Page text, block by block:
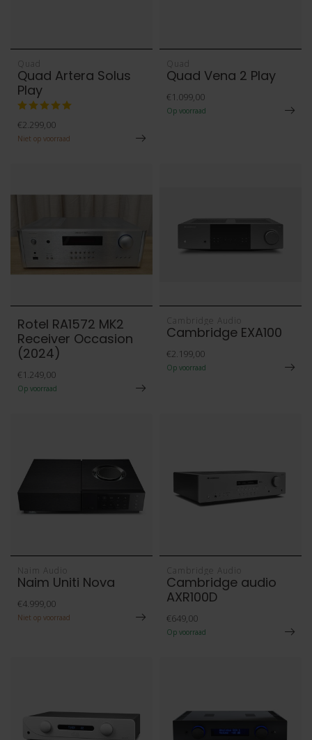
Quad
Quad Artera Solus
Play
€2.299,00
Niet op voorraad
Quad
Quad Vena 2 Play
€1.099,00
Op voorraad
Rotel RA1572 MK2
Receiver Occasion
(2024)
€1.249,00
Op voorraad
Cambridge Audio
Cambridge EXA100
€2.199,00
Op voorraad
Naim Audio
Naim Uniti Nova
€4.999,00
Niet op voorraad
Cambridge Audio
Cambridge audio
AXR100D
€649,00
Op voorraad